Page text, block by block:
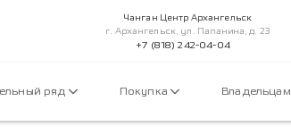
Чанган Центр Архангельск
г. Архангельск, ул. Папанина, д. 23
+7 (818) 242-04-04
ряд Покупка Владельцам